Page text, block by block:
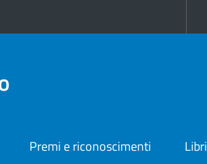
Premi e riconoscimenti Libri